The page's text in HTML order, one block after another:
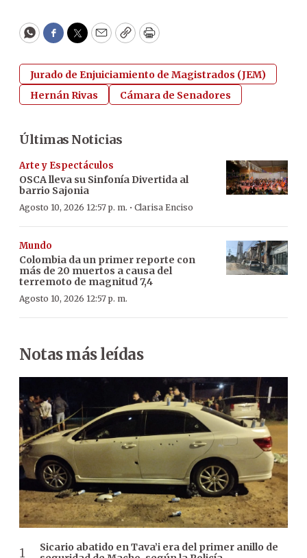
WhatsApp
Facebook
Twitter
EmailCopyPrint
Jurado de Enjuiciamiento de Magistrados (JEM)
Hernán Rivas
Cámara de Senadores
Últimas Noticias
Arte y Espectáculos
OSCA lleva su Sinfonía Divertida al
barrio Sajonia
Agosto 10, 2026 12:57 p. m. · Clarisa Enciso
Mundo
Colombia da un primer reporte con
más de 20 muertos a causa del
terremoto de magnitud 7,4
Agosto 10, 2026 12:57 p. m.
Notas más leídas
Sicario abatido en Tava’i era del primer anillo de